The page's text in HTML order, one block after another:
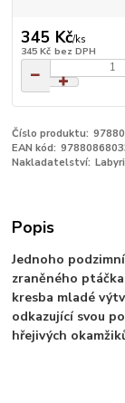
345 Kč/ks
345 Kč bez DPH
Číslo produktu:
EAN kód:
Nakladatelství:
Popis
Jednoho
zraněného
kresba mladé
odkazující svou
hřejivých